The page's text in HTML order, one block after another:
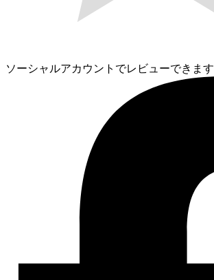
ソーシャルアカウントでレビューできます